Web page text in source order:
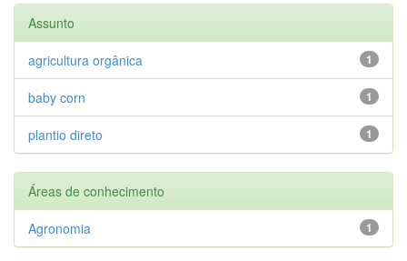
Assunto
1
agricultura orgânica
1
baby corn
1
plantio direto
Áreas de conhecimento
1
Agronomia